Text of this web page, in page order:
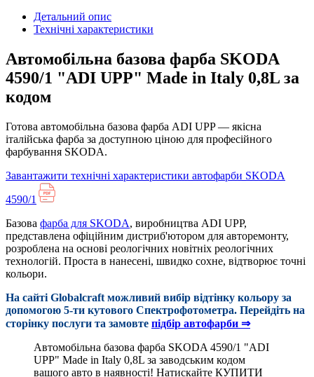
Детальний опис
Технічні характеристики
Автомобільна базова фарба SKODA
4590/1 "ADI UPP" Made in Italy 0,8L за
кодом
Готова автомобільна базова фарба ADI UPP — якісна
італійська фарба за доступною ціною для професійного
фарбування SKODA.
Завантажити технічні характеристики автофарби SKODA
4590/1
Базова фарба для SKODA, виробництва ADI UPP,
представлена офіційним дистриб'ютором для авторемонту,
розроблена на основі реологічних новітніх реологічних
технологій. Проста в нанесені, швидко сохне, відтворює точні
кольори.
На сайті Globalcraft можливий вибір відтінку кольору за
допомогою 5-ти кутового Cпектрофотометра. Перейдіть на
сторінку послуги та замовте підбір автофарби ⇒
Автомобільна базова фарба SKODA 4590/1 "ADI
UPP" Made in Italy 0,8L за заводським кодом
вашого авто в наявності! Натискайте КУПИТИ